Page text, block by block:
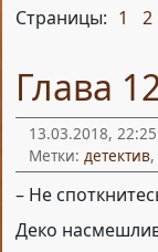
Страницы: 1 2
Глава
13.03.2018,
Метки: детектив,
– Не
Деко